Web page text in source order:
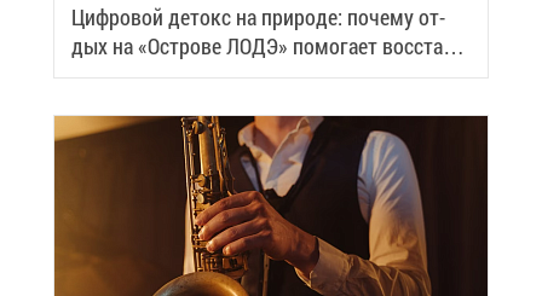
Циф­ро­вой де­токс на при­ро­де: по­че­му от­
дых на «Ост­ро­ве ЛОДЭ» по­мо­га­ет вос­ста­но­
вить си­лы